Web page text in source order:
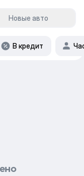
Новые авто
В кредит